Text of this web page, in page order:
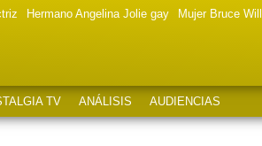
Hermano Angelina Jolie gay Mujer Bruce
TV ANÁLISIS AUDIENCIAS